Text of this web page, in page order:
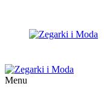
Menu